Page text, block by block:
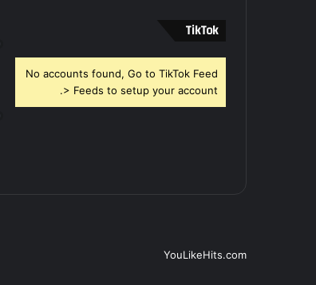
‫TikTok
No accounts found, Go to TikTok Feed
> Feeds to setup your account.
YouLikeHits.com